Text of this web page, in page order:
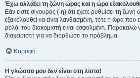
Έχω αλλάξει τη ζώνη ώρας και η ώρα
Εάν είστε σίγουρος (-η) ότι έχετε ρυθμίσει τη
εξακολουθεί να είναι λανθασμένη, τότε ή ώρα που
ρολόι του διακομιστή είναι εσφαλμένη. Παρακαλώ
διαχειριστή για να διορθώσει το πρόβλημα.
Κορυφή
Η γλώσσα μου δεν είναι στη λίστα!